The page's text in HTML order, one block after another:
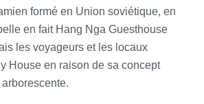
formé en Union soviétique, en
en fait Hang Nga Guesthouse
les voyageurs et les locaux
House en raison de sa concept